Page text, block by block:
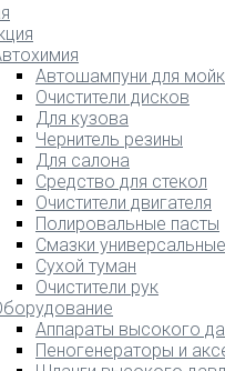
Автошампуни для
Очистители дисков
Для кузова
Чернитель резины
Для салона
Средство для стекол
Очистители двигателя
Полировальные пасты
Смазки универсальные
Сухой туман
Очистители рук
Аппараты высокого
Пеногенераторы и